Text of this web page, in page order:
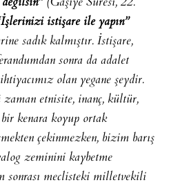
istişare ile yapın”
sadık kalmıştır. İstişare,
sonra da adalet
olan yegane şeydir.
etnisite, inanç, kültür,
kenara koyup ortak
çekinmezken, bizim barış
zeminini kaybetme
sonrası meclisteki milletvekili